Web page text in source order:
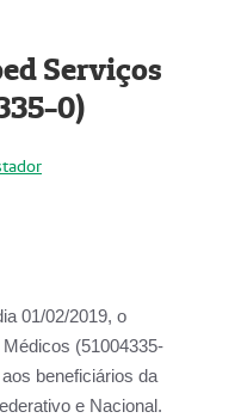
Serviços
0)
01/02/2019, o
(51004335-
beneficiários da
e Nacional.